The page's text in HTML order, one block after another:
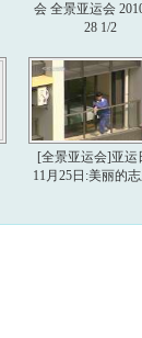
会 全景亚运会
28 1/2
[全景亚运会]亚运
11月25日:美丽的